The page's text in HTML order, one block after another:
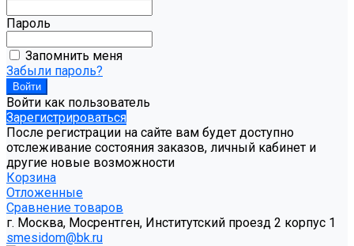
Пароль
Запомнить меня
Забыли пароль?
Войти как пользователь
Зарегистрироваться
После регистрации на сайте вам будет доступно
отслеживание состояния заказов, личный кабинет и
другие новые возможности
Корзина
Отложенные
Сравнение товаров
г. Москва, Мосрентген, Институтский проезд 2 корпус 1
smesidom@bk.ru